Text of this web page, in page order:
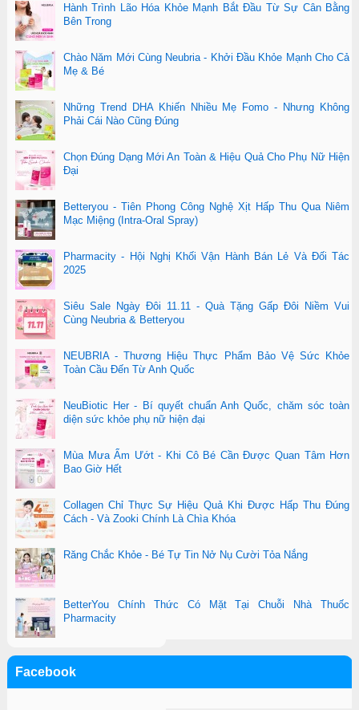
Hành Trình Lão Hóa Khỏe Mạnh Bắt Đầu Từ Sự Cân Bằng
Bên Trong
Chào Năm Mới Cùng Neubria - Khởi Đầu Khỏe Mạnh Cho Cả
Mẹ & Bé
Những Trend DHA Khiến Nhiều Mẹ Fomo - Nhưng Không
Phải Cái Nào Cũng Đúng
Chọn Đúng Dạng Mới An Toàn & Hiệu Quả Cho Phụ Nữ Hiện
Đại
Betteryou - Tiên Phong Công Nghệ Xịt Hấp Thu Qua Niêm
Mạc Miệng (Intra-Oral Spray)
Pharmacity - Hội Nghị Khối Vận Hành Bán Lẻ Và Đối Tác
2025
Siêu Sale Ngày Đôi 11.11 - Quà Tặng Gấp Đôi Niềm Vui
Cùng Neubria & Betteryou
NEUBRIA - Thương Hiệu Thực Phẩm Bảo Vệ Sức Khỏe
Toàn Cầu Đến Từ Anh Quốc
NeuBiotic Her - Bí quyết chuẩn Anh Quốc, chăm sóc toàn
diện sức khỏe phụ nữ hiện đại
Mùa Mưa Ẩm Ướt - Khi Cô Bé Cần Được Quan Tâm Hơn
Bao Giờ Hết
Collagen Chỉ Thực Sự Hiệu Quả Khi Được Hấp Thu Đúng
Cách - Và Zooki Chính Là Chìa Khóa
Răng Chắc Khỏe - Bé Tự Tin Nở Nụ Cười Tỏa Nắng
BetterYou Chính Thức Có Mặt Tại Chuỗi Nhà Thuốc
Pharmacity
Facebook